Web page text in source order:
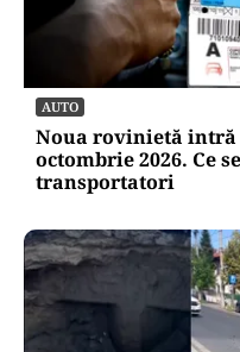
AUTO
Noua rovinietă intră
octombrie 2026. Ce
transportatori